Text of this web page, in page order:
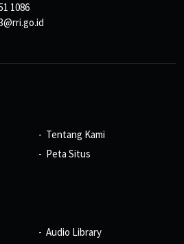
1086
Tentang Kami
Peta Situs
Audio Library